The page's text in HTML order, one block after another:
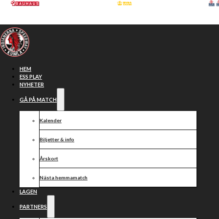
Hoppa till huvudinnehåll
HEM
ESS PLAY
NYHETER
GÅ PÅ MATCH
Kalender
Biljetter & info
Årskort
Nästa hemmamatch
LAGEN
PARTNERS
MEDLEMSMÖTE